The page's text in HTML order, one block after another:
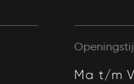
Ma t/m